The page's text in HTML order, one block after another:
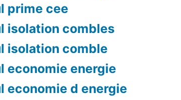
prime cee
isolation combles
isolation comble
economie energie
economie d energie